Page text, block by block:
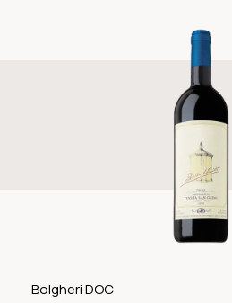
Bolgheri DOC